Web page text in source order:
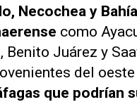
Necochea y
como
Juárez y
del
que podrían